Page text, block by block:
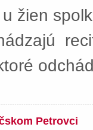
žien
Petrovci